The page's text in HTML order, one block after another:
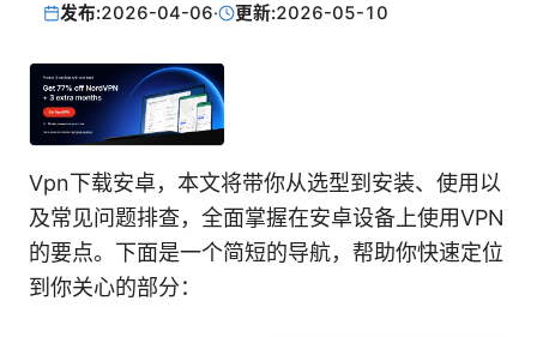
发布:2026-04-06· 更新:2026-05-10
Vpn下载安卓，本文将带你从选型到安装、使用以
及常见问题排查，全面掌握在安卓设备上使用VPN
的要点。下面是一个简短的导航，帮助你快速定位
到你关心的部分：